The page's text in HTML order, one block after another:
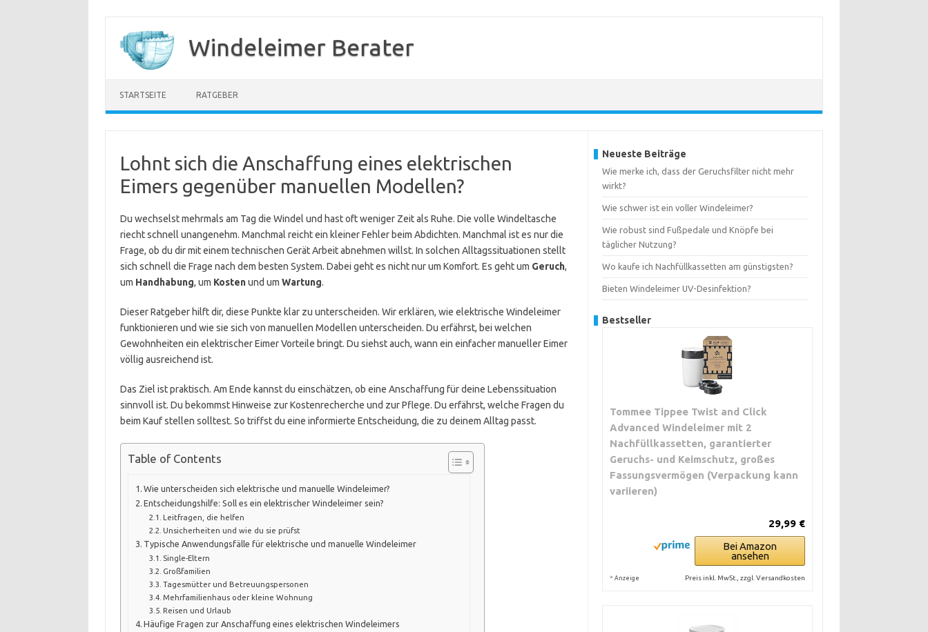
springen
Windeleimer Berater
STARTSEITE RATGEBER
Lohnt sich die Anschaffung eines elektrischen
Eimers gegenüber manuellen Modellen?
Du wechselst mehrmals am Tag die Windel und hast oft weniger Zeit als Ruhe. Die volle Windeltasche
riecht schnell unangenehm. Manchmal reicht ein kleiner Fehler beim Abdichten. Manchmal ist es nur die
Frage, ob du dir mit einem technischen Gerät Arbeit abnehmen willst. In solchen Alltagssituationen stellt
sich schnell die Frage nach dem besten System. Dabei geht es nicht nur um Komfort. Es geht um Geruch,
um Handhabung, um Kostenund um Wartung.
Dieser Ratgeber hilft dir, diese Punkte klar zu unterscheiden. Wir erklären, wie elektrische Windeleimer
funktionieren und wie sie sich von manuellen Modellen unterscheiden. Du erfährst, bei welchen
Gewohnheiten ein elektrischer Eimer Vorteile bringt. Du siehst auch, wann ein einfacher manueller Eimer
völlig ausreichend ist.
Das Ziel ist praktisch. Am Ende kannst du einschätzen, ob eine Anschaffung für deine Lebenssituation
sinnvoll ist. Du bekommst Hinweise zur Kostenrecherche und zur Pflege. Du erfährst, welche Fragen du
beim Kauf stellen solltest. So triffst du eine informierte Entscheidung, die zu deinem Alltag passt.
Table of Contents
Wie unterscheiden sich elektrische und manuelle Windeleimer?
Entscheidungshilfe: Soll es ein elektrischer Windeleimer sein?
Leitfragen, die helfen
Unsicherheiten und wie du sie prüfst
Typische Anwendungsfälle für elektrische und manuelle Windeleimer
Single-Eltern
Großfamilien
Tagesmütter und Betreuungspersonen
Mehrfamilienhaus oder kleine Wohnung
Reisen und Urlaub
Häufige Fragen zur Anschaffung eines elektrischen Windeleimers
Neueste Beiträge
Wie merke ich, dass der Geruchsfilter nicht mehr
wirkt?
Wie schwer ist ein voller Windeleimer?
Wie robust sind Fußpedale und Knöpfe bei
täglicher Nutzung?
Wo kaufe ich Nachfüllkassetten am günstigsten?
Bieten Windeleimer UV-Desinfektion?
Bestseller
Tommee Tippee Twist and Click
Advanced Windeleimer mit 2
Nachfüllkassetten, garantierter
Geruchs- und Keimschutz, großes
Fassungsvermögen (Verpackung kann
variieren)
29,99 €
Bei Amazon
ansehen
* Anzeige Preis inkl. MwSt., zzgl. Versandkosten